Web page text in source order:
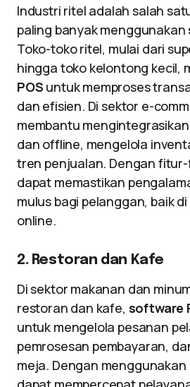
Industri ritel adalah salah
paling banyak menggunakan
Toko-toko ritel, mulai dari
hingga toko kelontong kecil,
POS untuk memproses
dan efisien. Di sektor e-
membantu
dan offline, mengelola
tren penjualan. Dengan
dapat memastikan
mulus bagi pelanggan, baik
online.
2. Restoran dan Kafe
Di sektor makanan dan
restoran dan kafe, software
untuk mengelola pesanan
pemrosesan pembayaran,
meja. Dengan menggunakan